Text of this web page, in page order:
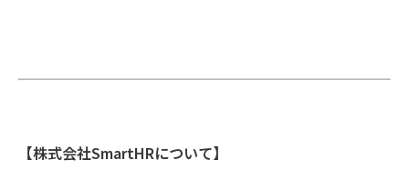
【株式会社SmartHRについて】